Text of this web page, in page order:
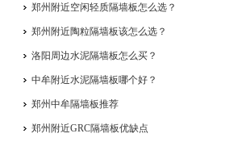
郑州附近空闲轻质隔墙板怎么选？
郑州附近陶粒隔墙板该怎么选？
洛阳周边水泥隔墙板怎么买？
中牟附近水泥隔墙板哪个好？
郑州中牟隔墙板推荐
郑州附近GRC隔墙板优缺点